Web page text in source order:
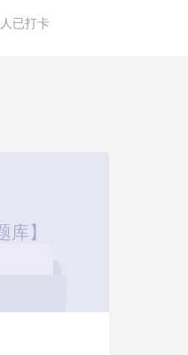
人已打卡
库】